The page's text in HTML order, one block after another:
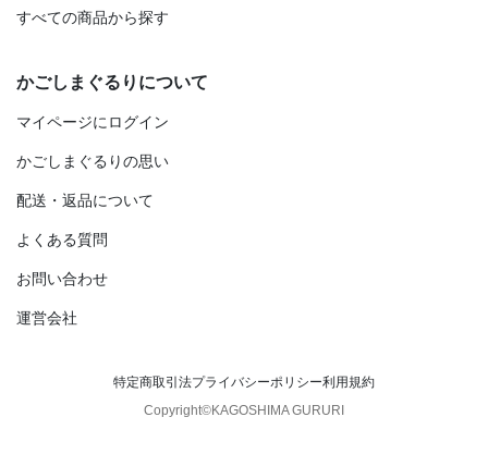
すべての商品から探す
かごしまぐるりについて
マイページにログイン
かごしまぐるりの思い
配送・返品について
よくある質問
お問い合わせ
運営会社
特定商取引法プライバシーポリシー利用規約
Copyright©KAGOSHIMA GURURI